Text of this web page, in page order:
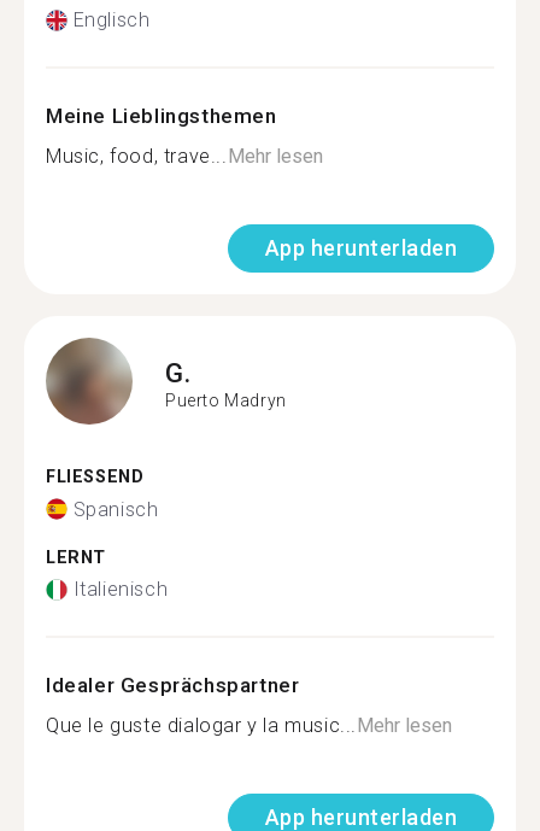
Englisch
Meine Lieblingsthemen
Music, food, trave...Mehr lesen
App herunterladen
G.
Puerto Madryn
FLIESSEND
Spanisch
LERNT
Italienisch
Idealer Gesprächspartner
Que le guste dialogar y la music...Mehr lesen
App herunterladen